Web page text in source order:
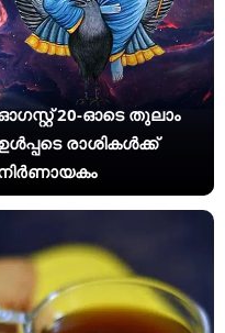
20-ഓടെ തുലാം
രാശികൾക്ക്